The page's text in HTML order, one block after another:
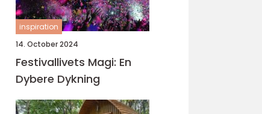
inspiration
14. October 2024
Festivallivets Magi: En
Dybere Dykning